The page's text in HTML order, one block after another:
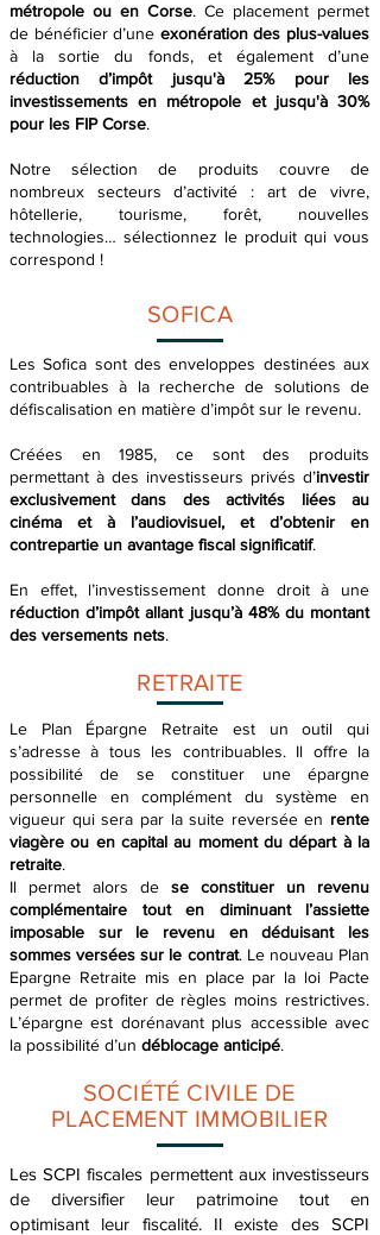
métropole ou en Corse. Ce placement permet
de bénéficier d’une exonération des plus-values
à la sortie du fonds, et également d’une
réduction d’impôt jusqu'à 25% pour les
investissements en métropole et jusqu'à 30%
pour les FIP Corse.​
Notre sélection de produits couvre de
nombreux secteurs d’activité : art de vivre,
hôtellerie, tourisme, forêt, nouvelles
technologies… sélectionnez le produit qui vous
correspond !
SOFICA
Les Sofica sont des enveloppes destinées aux
contribuables à la recherche de solutions de
défiscalisation en matière d’impôt sur le revenu.
Créées en 1985, ce sont des produits
permettant à des investisseurs privés d’investir
exclusivement dans des activités liées au
cinéma et à l’audiovisuel, et d’obtenir en
contrepartie un avantage fiscal significatif.
En effet, l’investissement donne droit à une
réduction d’impôt allant jusqu’à 48% du montant
des versements nets.
RETRAITE
Le Plan Épargne Retraite est un outil qui
s’adresse à tous les contribuables. Il offre la
possibilité de se constituer une épargne
personnelle en complément du système en
vigueur qui sera par la suite reversée en rente
viagère ou en capital au moment du départ à la
retraite.
Il permet alors de se constituer un revenu
complémentaire tout en diminuant l’assiette
imposable sur le revenu en déduisant les
sommes versées sur le contrat. Le nouveau Plan
Epargne Retraite mis en place par la loi Pacte
permet de profiter de règles moins restrictives.
L’épargne est dorénavant plus accessible avec
la possibilité d’un déblocage anticipé.
SOCIÉTÉ CIVILE DE
PLACEMENT IMMOBILIER
Les SCPI fiscales permettent aux investisseurs
de diversifier leur patrimoine tout en
optimisant leur fiscalité. Il existe des SCPI